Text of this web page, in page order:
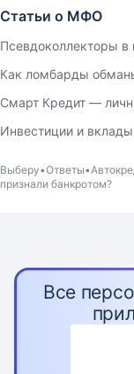
Статьи о МФО
Псевдоколлекторы в
Как ломбарды
Смарт Кредит —
Инвестиции и
Выберу Ответы
признали банкротом?
Все